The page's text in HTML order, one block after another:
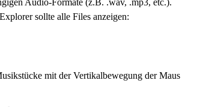
Audio-Formate (z.B. .wav, .mp3, etc.).
sollte alle Files anzeigen:
mit der Vertikalbewegung der Maus